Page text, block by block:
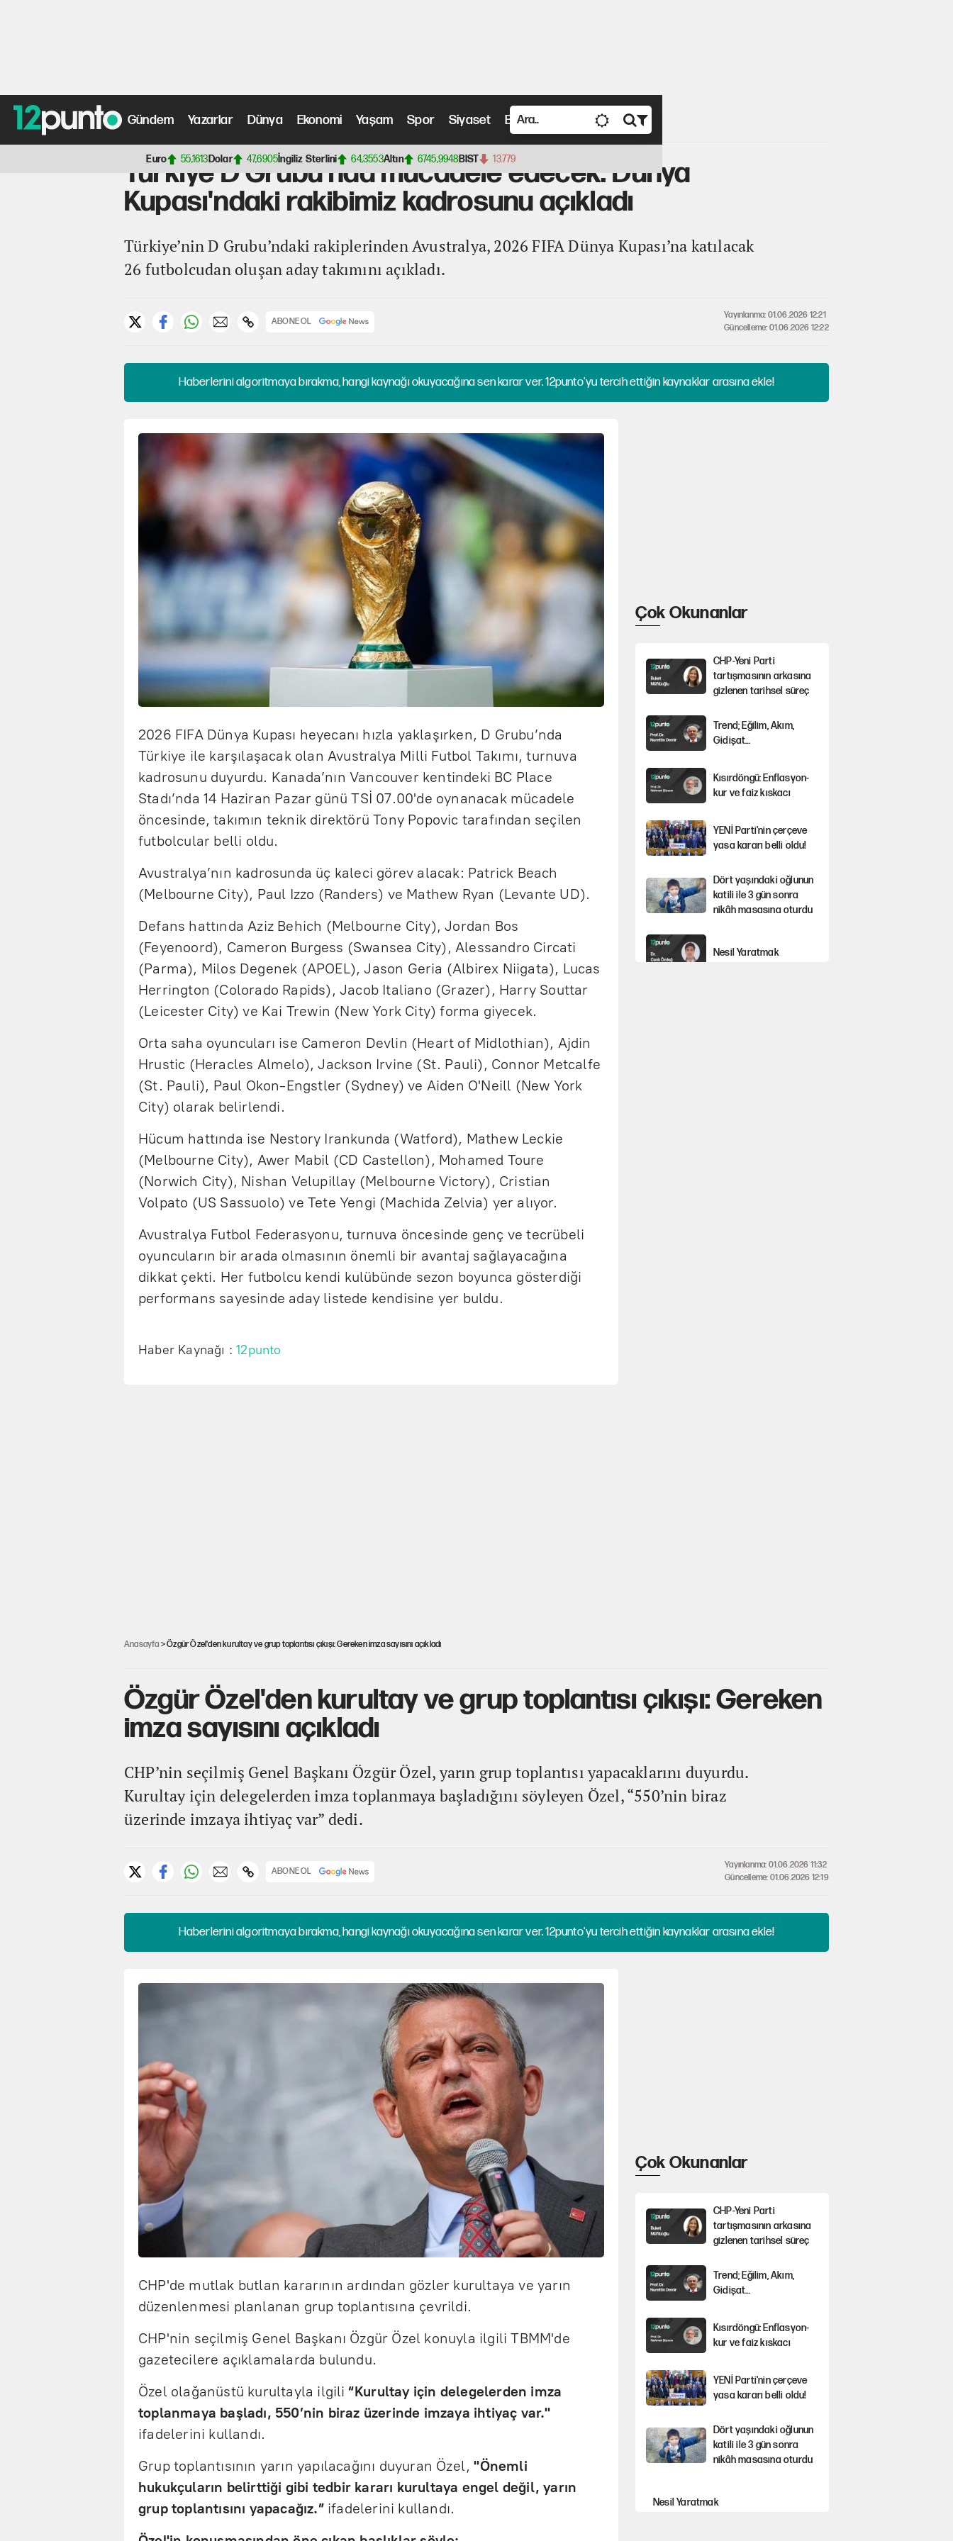
Gündem Yazarlar Dünya Ekonomi Yaşam Spor Siyaset Bilim ve Teknoloji Video
Euro 55,1613Dolar 47,6905İngiliz Sterlini 64,3553Altın 6745,9948BIST 13.779
Anasayfa>Spor Haberleri> Türkiye D Grubu'nda mücadele edecek: Dünya Kupası'ndaki rakibimiz kadrosunu açıkladı
Türkiye D Grubu'nda mücadele edecek: Dünya
Kupası'ndaki rakibimiz kadrosunu açıkladı
Türkiye’nin D Grubu’ndaki rakiplerinden Avustralya, 2026 FIFA Dünya Kupası’na katılacak
26 futbolcudan oluşan aday takımını açıkladı.
ABONE OL
Yayınlanma: 01.06.2026 12:21
Güncelleme: 01.06.2026 12:22
Haberlerini algoritmaya bırakma, hangi kaynağı okuyacağına sen karar ver. 12punto'yu tercih ettiğin kaynaklar arasına ekle!
2026 FIFA Dünya Kupası heyecanı hızla yaklaşırken, D Grubu’nda
Türkiye ile karşılaşacak olan Avustralya Milli Futbol Takımı, turnuva
kadrosunu duyurdu. Kanada’nın Vancouver kentindeki BC Place
Stadı’nda 14 Haziran Pazar günü TSİ 07.00'de oynanacak mücadele
öncesinde, takımın teknik direktörü Tony Popovic tarafından seçilen
futbolcular belli oldu.
Avustralya’nın kadrosunda üç kaleci görev alacak: Patrick Beach
(Melbourne City), Paul Izzo (Randers) ve Mathew Ryan (Levante UD).
Defans hattında Aziz Behich (Melbourne City), Jordan Bos
(Feyenoord), Cameron Burgess (Swansea City), Alessandro Circati
(Parma), Milos Degenek (APOEL), Jason Geria (Albirex Niigata), Lucas
Herrington (Colorado Rapids), Jacob Italiano (Grazer), Harry Souttar
(Leicester City) ve Kai Trewin (New York City) forma giyecek.
Orta saha oyuncuları ise Cameron Devlin (Heart of Midlothian), Ajdin
Hrustic (Heracles Almelo), Jackson Irvine (St. Pauli), Connor Metcalfe
(St. Pauli), Paul Okon-Engstler (Sydney) ve Aiden O'Neill (New York
City) olarak belirlendi.
Hücum hattında ise Nestory Irankunda (Watford), Mathew Leckie
(Melbourne City), Awer Mabil (CD Castellon), Mohamed Toure
(Norwich City), Nishan Velupillay (Melbourne Victory), Cristian
Volpato (US Sassuolo) ve Tete Yengi (Machida Zelvia) yer alıyor.
Avustralya Futbol Federasyonu, turnuva öncesinde genç ve tecrübeli
oyuncuların bir arada olmasının önemli bir avantaj sağlayacağına
dikkat çekti. Her futbolcu kendi kulübünde sezon boyunca gösterdiği
performans sayesinde aday listede kendisine yer buldu.
Haber Kaynağı :12punto
Çok Okunanlar
CHP-Yeni Parti
tartışmasının arkasına
gizlenen tarihsel süreç
Trend; Eğilim, Akım,
Gidişat…
Kısırdöngü: Enflasyon-
kur ve faiz kıskacı
YENİ Parti'nin çerçeve
yasa kararı belli oldu!
Dört yaşındaki oğlunun
katili ile 3 gün sonra
nikâh masasına oturdu
Nesil Yaratmak
Anasayfa > Özgür Özel'den kurultay ve grup toplantısı çıkışı: Gereken imza sayısını açıkladı
Özgür Özel'den kurultay ve grup toplantısı çıkışı: Gereken
imza sayısını açıkladı
CHP’nin seçilmiş Genel Başkanı Özgür Özel, yarın grup toplantısı yapacaklarını duyurdu.
Kurultay için delegelerden imza toplanmaya başladığını söyleyen Özel, “550’nin biraz
üzerinde imzaya ihtiyaç var” dedi.
ABONE OL
Yayınlanma: 01.06.2026 11:32
Güncelleme: 01.06.2026 12:19
Haberlerini algoritmaya bırakma, hangi kaynağı okuyacağına sen karar ver. 12punto'yu tercih ettiğin kaynaklar arasına ekle!
CHP'de mutlak butlan kararının ardından gözler kurultaya ve yarın
düzenlenmesi planlanan grup toplantısına çevrildi.
CHP'nin seçilmiş Genel Başkanı Özgür Özel konuyla ilgili TBMM'de
gazetecilere açıklamalarda bulundu.
Özel olağanüstü kurultayla ilgili“Kurultay için delegelerden imza
toplanmaya başladı, 550’nin biraz üzerinde imzaya ihtiyaç var."
ifadelerini kullandı.
Grup toplantısının yarın yapılacağını duyuran Özel,"Önemli
hukukçuların belirttiği gibi tedbir kararı kurultaya engel değil, yarın
grup toplantısını yapacağız.”ifadelerini kullandı.
Çok Okunanlar
CHP-Yeni Parti
tartışmasının arkasına
gizlenen tarihsel süreç
Trend; Eğilim, Akım,
Gidişat…
Kısırdöngü: Enflasyon-
kur ve faiz kıskacı
YENİ Parti'nin çerçeve
yasa kararı belli oldu!
Dört yaşındaki oğlunun
katili ile 3 gün sonra
nikâh masasına oturdu
Nesil Yaratmak